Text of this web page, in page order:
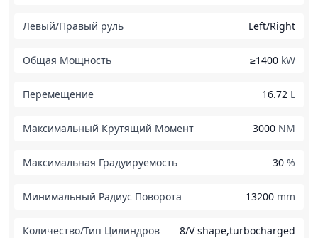
Левый/Правый руль Left/Right
Общая Мощность ≥1400 kW
Перемещение 16.72 L
Максимальный Крутящий Момент 3000 NM
Максимальная Градуируемость 30 %
Минимальный Радиус Поворота 13200 mm
Количество/Тип Цилиндров 8/V shape,turbocharged